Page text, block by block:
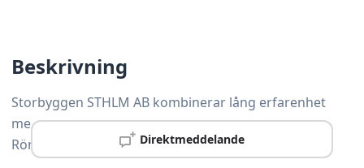
Direktmeddelande
Beskrivning
Storbyggen STHLM AB kombinerar lång erfarenhet
med moderna arbetsmetoder och hjälper kunder i
Rönninge med alla typer av snickeriarbeten.